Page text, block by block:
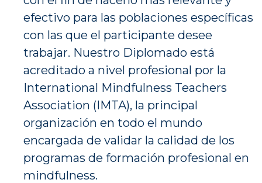
efectivo para las poblaciones específicas
con las que el participante desee
trabajar. Nuestro Diplomado está
acreditado a nivel profesional por la
International Mindfulness Teachers
Association (IMTA), la principal
organización en todo el mundo
encargada de validar la calidad de los
programas de formación profesional en
mindfulness.